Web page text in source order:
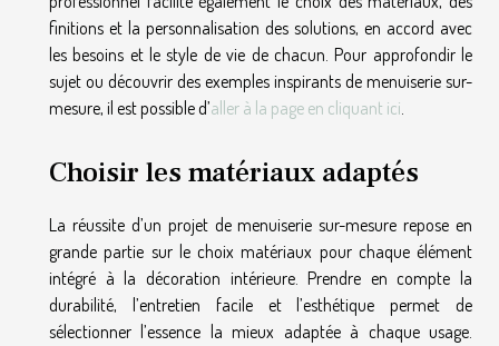
finitions et la personnalisation des solutions, en accord avec
les besoins et le style de vie de chacun. Pour approfondir le
sujet ou découvrir des exemples inspirants de menuiserie sur-
mesure, il est possible d’aller à la page en cliquant ici
Choisir les matériaux adaptés
La réussite d’un projet de menuiserie sur-mesure repose en
grande partie sur le choix matériaux pour chaque élément
intégré à la décoration intérieure. Prendre en compte la
durabilité, l’entretien facile et l’esthétique permet de
sélectionner l’essence la mieux adaptée à chaque usage.